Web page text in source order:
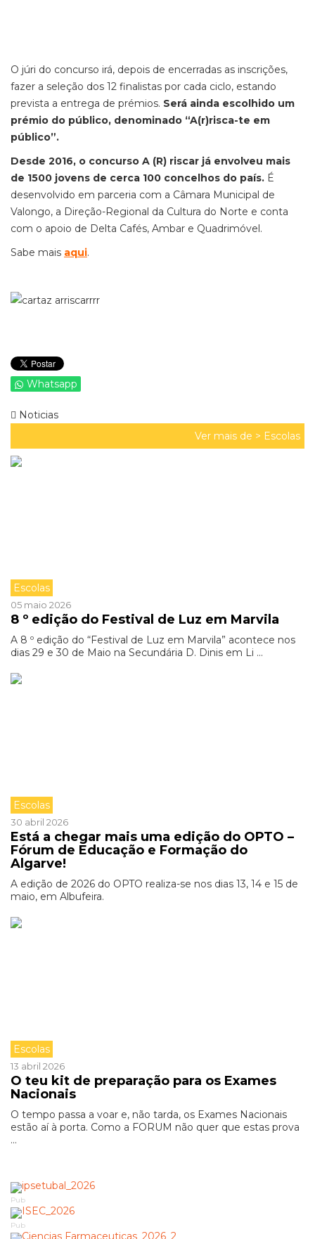
O júri do concurso irá, depois de encerradas as inscrições,
fazer a seleção dos 12 finalistas por cada ciclo, estando
prevista a entrega de prémios. Será ainda escolhido um
prémio do público, denominado “A(r)risca-te em
público”.
Desde 2016, o concurso A (R) riscar já envolveu mais
de 1500 jovens de cerca 100 concelhos do país. É
desenvolvido em parceria com a Câmara Municipal de
Valongo, a Direção-Regional da Cultura do Norte e conta
com o apoio de Delta Cafés, Ambar e Quadrimóvel.
Sabe mais aqui.
Whatsapp
Noticias
Ver mais de > Escolas
Escolas
05 maio 2026
8 º edição do Festival de Luz em Marvila
A 8 º edição do “Festival de Luz em Marvila” acontece nos
dias 29 e 30 de Maio na Secundária D. Dinis em Li ...
Escolas
30 abril 2026
Está a chegar mais uma edição do OPTO –
Fórum de Educação e Formação do
Algarve!
A edição de 2026 do OPTO realiza-se nos dias 13, 14 e 15 de
maio, em Albufeira.
Escolas
13 abril 2026
O teu kit de preparação para os Exames
Nacionais
O tempo passa a voar e, não tarda, os Exames Nacionais
estão aí à porta. Como a FORUM não quer que estas prova
...
Pub
Pub